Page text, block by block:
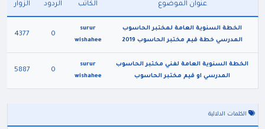
عنوان الموضوع الكاتب الردود الزوار
الخطة السنوية العامة لمختبر الحاسوب
المدرسي خطة قيم مختبر الحاسوب 2019
surur
wishahee
0
4377
الخطة السنوية العامة لفني مختبر الحاسوب
المدرسي او قيم مختبر الحاسوب
surur
wishahee
0
5887
الكلمات الدلالية